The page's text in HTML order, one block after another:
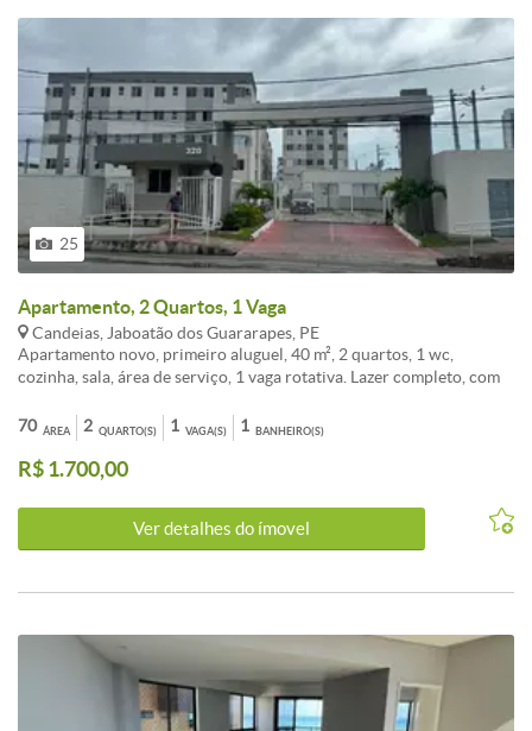
25
Apartamento, 2 Quartos, 1 Vaga
Candeias, Jaboatão dos Guararapes, PE
Apartamento novo, primeiro aluguel, 40 m², 2 quartos, 1 wc,
cozinha, sala, área de serviço, 1 vaga rotativa. Lazer completo, com
salão de jogos, churrasqueira, parque. Portaria 24 hs. Gás incluso.
Água individual. OBS: SERÁ OBRIGATÓRIO A CONTRATAÇÃO DE
SEGURO INCÊNDIO NO CONTRATO DE LOCAÇÃO A
ÁREA
70 QUARTO(S)
2 VAGA(S)
1 BANHEIRO(S)
1
R$ 1.700,00
Ver detalhes do ímovel